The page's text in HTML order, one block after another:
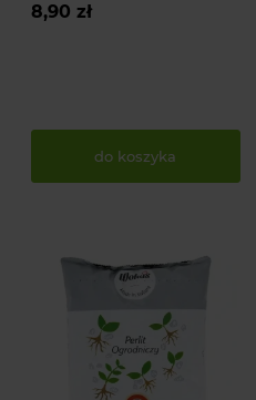
8,90 zł
do koszyka